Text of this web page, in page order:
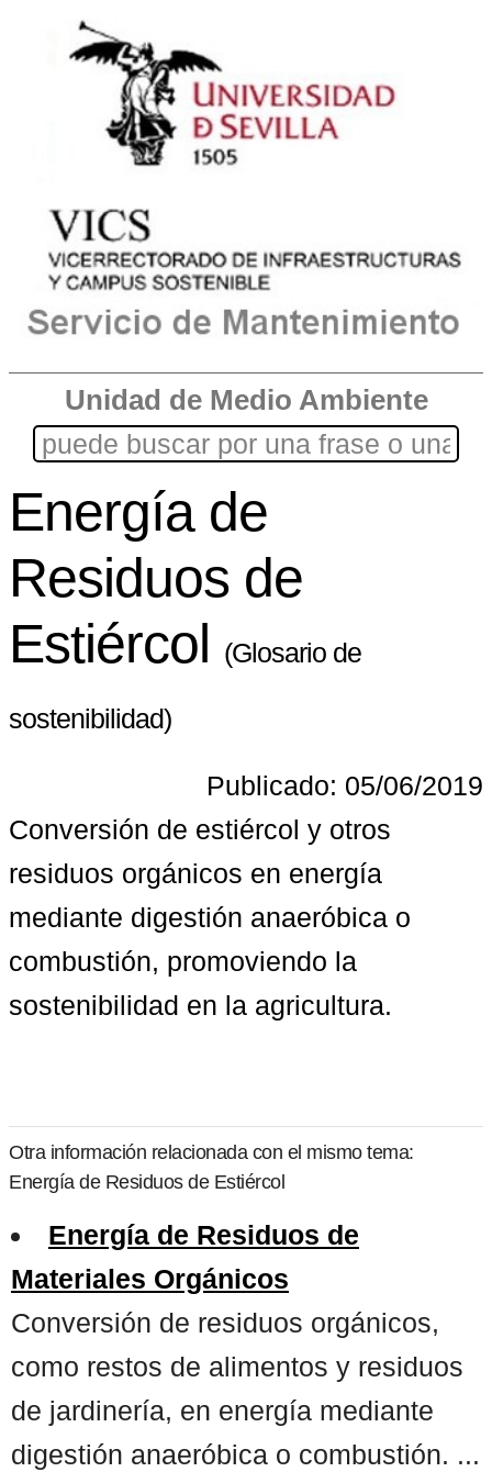
Unidad de Medio Ambiente
Energía de
Residuos de
Estiércol (Glosario de
sostenibilidad)
Publicado: 05/06/2019
Conversión de estiércol y otros
residuos orgánicos en energía
mediante digestión anaeróbica o
combustión, promoviendo la
sostenibilidad en la agricultura.
Otra información relacionada con el mismo tema:
Energía de Residuos de Estiércol
Energía de Residuos de
Materiales Orgánicos
Conversión de residuos orgánicos,
como restos de alimentos y residuos
de jardinería, en energía mediante
digestión anaeróbica o combustión. ...